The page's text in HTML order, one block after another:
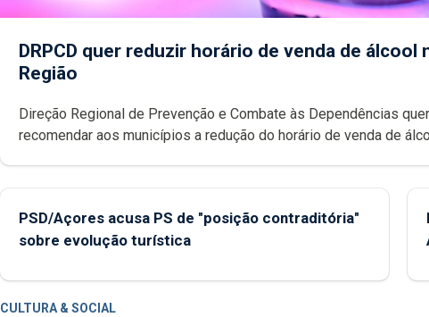
DRPCD quer reduzir horário de venda de álcool
Região
Direção Regional de Prevenção e Combate às Dependências quer
recomendar aos municípios a redução do horário de venda de
PSD/Açores acusa PS de "posição contraditória"
sobre evolução turística
CULTURA & SOCIAL